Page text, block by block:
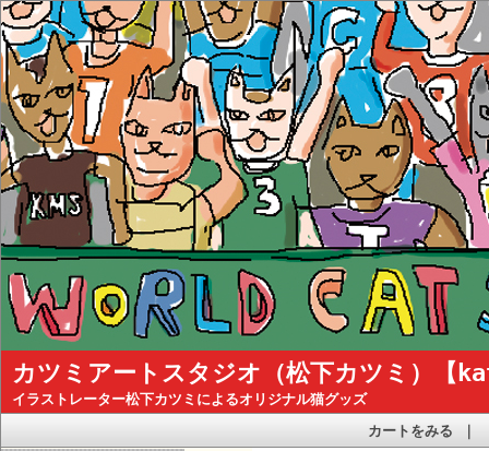
カツミアートスタジオ（松下カツミ）
イラストレーター松下カツミによるオリジナル猫グッズ
カートをみる